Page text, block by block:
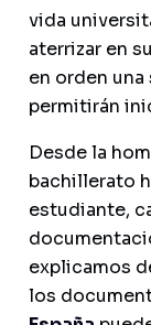
vida
aterrizar en
en orden
permitirán
Desde la
bachillerato
estudiante,
explicamos
los